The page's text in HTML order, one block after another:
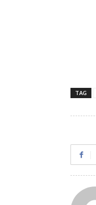
TAG